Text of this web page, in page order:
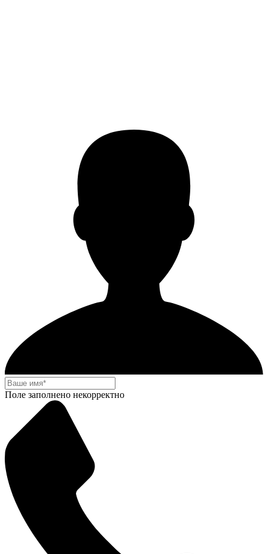
Поле заполнено некорректно